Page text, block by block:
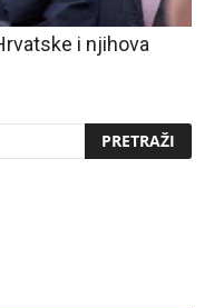
i njihova